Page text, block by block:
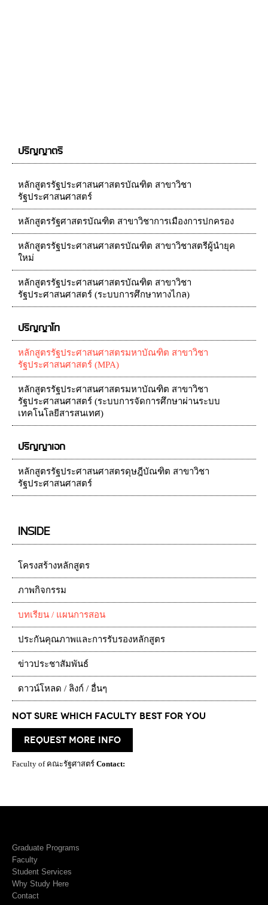
ปริญญาตรี
หลักสูตรรัฐประศาสนศาสตรบัณฑิต สาขาวิชา
รัฐประศาสนศาสตร์
หลักสูตรรัฐศาสตรบัณฑิต สาขาวิชาการเมืองการปกครอง
หลักสูตรรัฐประศาสนศาสตรบัณฑิต สาขาวิชาสตรีผู้นำยุค
ใหม่
หลักสูตรรัฐประศาสนศาสตรบัณฑิต สาขาวิชา
รัฐประศาสนศาสตร์ (ระบบการศึกษาทางไกล)
ปริญญาโท
หลักสูตรรัฐประศาสนศาสตรมหาบัณฑิต สาขาวิชา
รัฐประศาสนศาสตร์ (MPA)
หลักสูตรรัฐประศาสนศาสตรมหาบัณฑิต สาขาวิชา
รัฐประศาสนศาสตร์ (ระบบการจัดการศึกษาผ่านระบบ
เทคโนโลยีสารสนเทศ)
ปริญญาเอก
หลักสูตรรัฐประศาสนศาสตรดุษฎีบัณฑิต สาขาวิชา
รัฐประศาสนศาสตร์
INSIDE
โครงสร้างหลักสูตร
ภาพกิจกรรม
บทเรียน / แผนการสอน
ประกันคุณภาพและการรับรองหลักสูตร
ข่าวประชาสัมพันธ์
ดาวน์โหลด / ลิงก์ / อื่นๆ
Not Sure which Faculty best for you
request more info
Faculty of คณะรัฐศาสตร์ Contact:
Graduate Programs
Faculty
Student Services
Why Study Here
Contact